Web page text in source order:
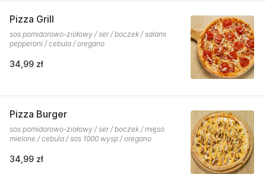
Pizza Grill
sos pomidorowo-ziołowy / ser / boczek / salami
pepperoni / cebula / oregano
34,99 zł
Pizza Burger
sos pomidorowo-ziołowy / ser / boczek / mięso
mielone / cebula / sos 1000 wysp / oregano
34,99 zł